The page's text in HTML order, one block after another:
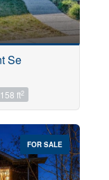
Se
ft2
FOR SALE